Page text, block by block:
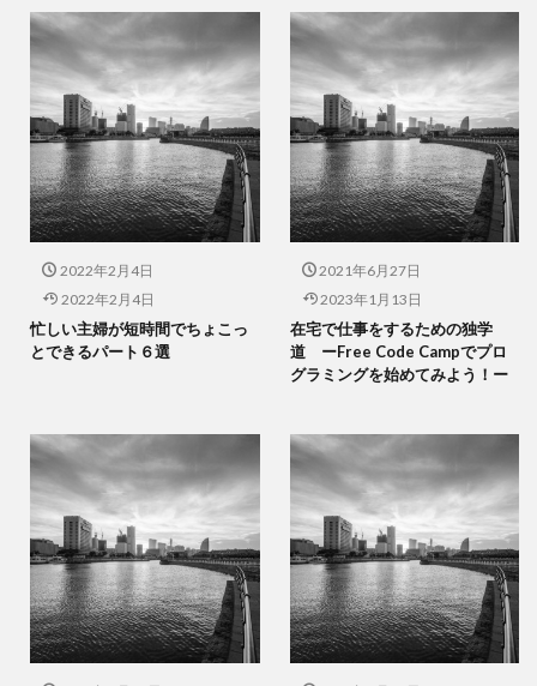
2022年2月4日
2022年2月4日
忙しい主婦が短時間でちょこっ
とできるパート６選
2021年6月27日
2023年1月13日
在宅で仕事をするための独学
道 ーFree Code Campでプロ
グラミングを始めてみよう！ー